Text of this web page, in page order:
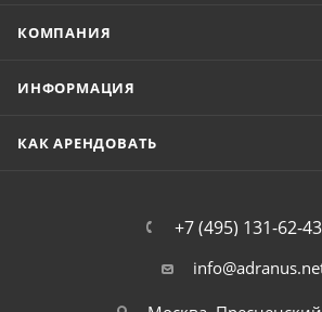
КОМПАНИЯ
ИНФОРМАЦИЯ
КАК АРЕНДОВАТЬ
+7 (495) 131-62-43